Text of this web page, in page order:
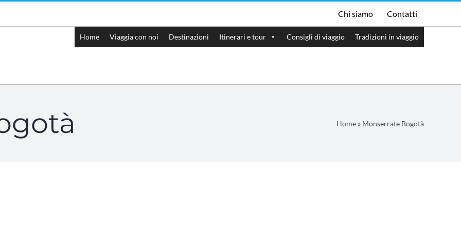
Chi siamo Contatti
Home Viaggia con noi Destinazioni Itinerari e tour Consigli di viaggio Tradizioni in viaggio
Home » Monserrate Bogotà